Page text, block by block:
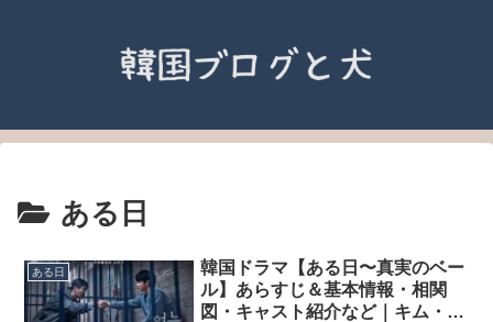
ある日
ある日
韓国ドラマ【ある日〜真実のベー
ル】あらすじ＆基本情報・相関
図・キャスト紹介など｜キム・ス